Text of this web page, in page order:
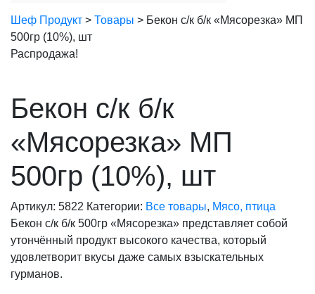
Шеф Продукт > Товары > Бекон с/к б/к «Мясорезка» МП
500гр (10%), шт
Распродажа!
Бекон с/к б/к
«Мясорезка» МП
500гр (10%), шт
Артикул: 5822 Категории: Все товары, Мясо, птица
Бекон с/к б/к 500гр «Мясорезка» представляет собой
утончённый продукт высокого качества, который
удовлетворит вкусы даже самых взыскательных
гурманов.